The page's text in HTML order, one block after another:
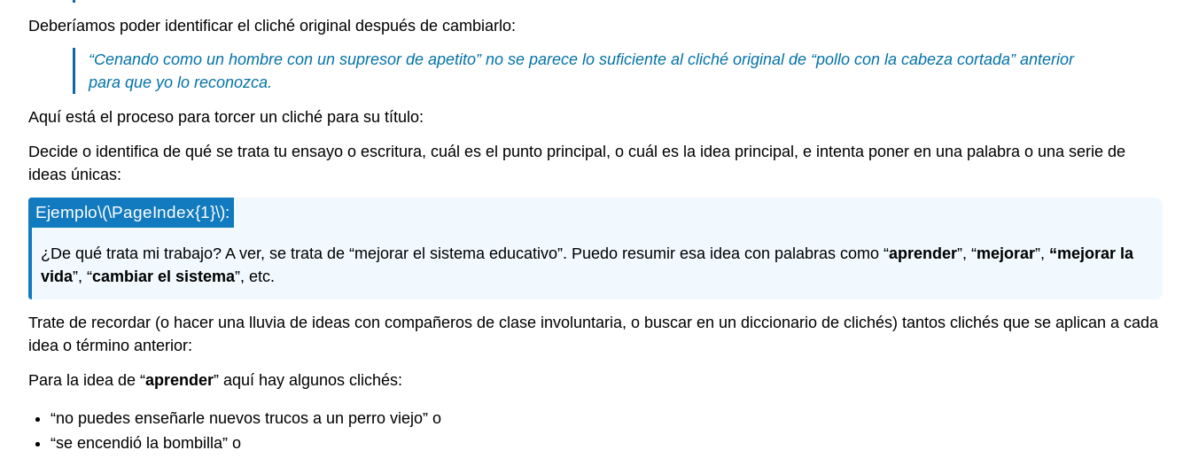
Deberíamos poder identificar el cliché original después de cambiarlo:
“Cenando como un hombre con un supresor de apetito” no se parece lo suficiente al cliché original de “pollo con la cabeza cortada” anterior
para que yo lo reconozca.
Aquí está el proceso para torcer un cliché para su título:
Decide o identifica de qué se trata tu ensayo o escritura, cuál es el punto principal, o cuál es la idea principal, e intenta poner en una palabra o una serie de
ideas únicas:
Ejemplo\(\PageIndex{1}\):
¿De qué trata mi trabajo? A ver, se trata de “mejorar el sistema educativo”. Puedo resumir esa idea con palabras como “aprender”, “mejorar”, “mejorar la
vida”, “cambiar el sistema”, etc.
Trate de recordar (o hacer una lluvia de ideas con compañeros de clase involuntaria, o buscar en un diccionario de clichés) tantos clichés que se aplican a cada
idea o término anterior:
Para la idea de “aprender” aquí hay algunos clichés:
“no puedes enseñarle nuevos trucos a un perro viejo” o
“se encendió la bombilla” o